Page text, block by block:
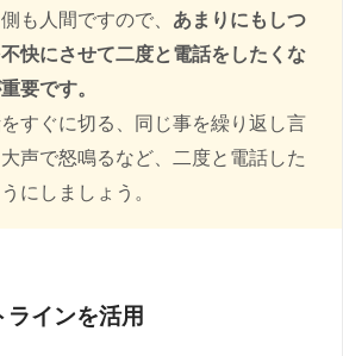
も人間ですので、 あまりにもしつ
快にさせて二度と電話をしたくな
要です。
すぐに切る、同じ事を繰り返し言
声で怒鳴るなど、二度と電話した
にしましょう。
インを活用